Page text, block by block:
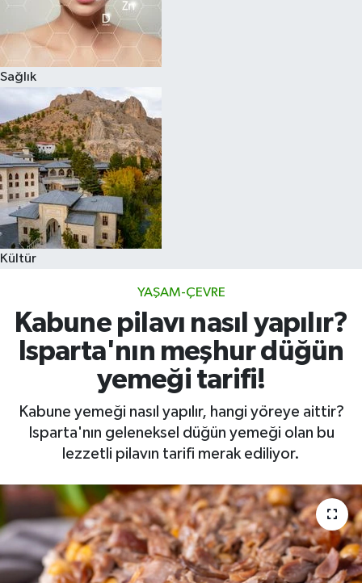
Sağlık
Kültür
YAŞAM-ÇEVRE
Kabune pilavı nasıl yapılır?
Isparta'nın meşhur düğün
yemeği tarifi!
Kabune yemeği nasıl yapılır, hangi yöreye aittir?
Isparta'nın geleneksel düğün yemeği olan bu
lezzetli pilavın tarifi merak ediliyor.